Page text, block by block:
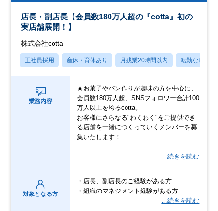
店長・副店長【会員数180万人超の『cotta』初の
実店舗展開！】
株式会社cotta
正社員採用 産休・育休あり 月残業20時間以内 転勤なし
業務内容
★お菓子やパン作りが趣味の方を中心に、
会員数180万人超、SNSフォロワー合計100
万人以上を誇るcotta。
お客様にさらなる"わくわく"をご提供でき
る店舗を一緒につくっていくメンバーを募
集いたします！
…続きを読む
対象となる方
・店長、副店長のご経験がある方
・組織のマネジメント経験がある方
…続きを読む